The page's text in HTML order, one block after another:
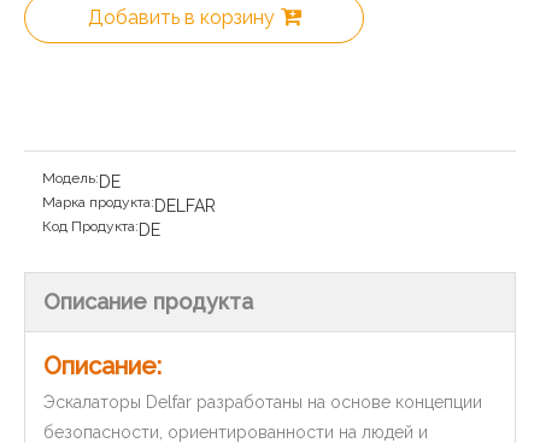
Добавить в корзину
Модель: DE
Марка продукта: DELFAR
Код Продукта: DE
Описание продукта
Описание:
Эскалаторы Delfar разработаны на основе концепции
безопасности, ориентированности на людей и